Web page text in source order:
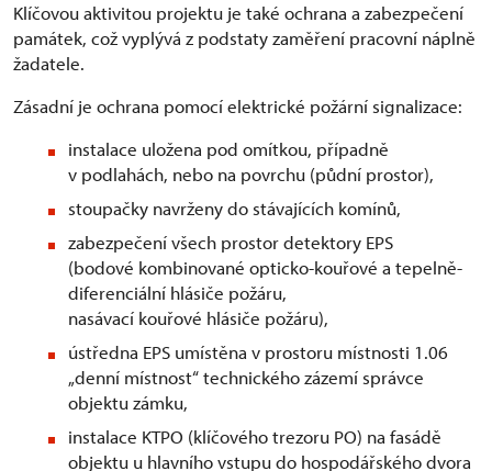
Klíčovou aktivitou projektu je také ochrana a zabezpečení
památek, což vyplývá z podstaty zaměření pracovní náplně
žadatele.
Zásadní je ochrana pomocí elektrické požární signalizace:
instalace uložena pod omítkou, případně
v podlahách, nebo na povrchu (půdní prostor),
stoupačky navrženy do stávajících komínů,
zabezpečení všech prostor detektory EPS
(bodové kombinované opticko-kouřové a tepelně-
diferenciální hlásiče požáru,
nasávací kouřové hlásiče požáru),
ústředna EPS umístěna v prostoru místnosti 1.06
„denní místnost“ technického zázemí správce
objektu zámku,
instalace KTPO (klíčového trezoru PO) na fasádě
objektu u hlavního vstupu do hospodářského dvora